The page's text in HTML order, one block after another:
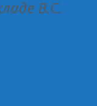
В.С.